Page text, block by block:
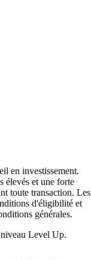
en investissement.
élevés et une forte
toute transaction. Les
d'éligibilité et
générales.
Level Up.